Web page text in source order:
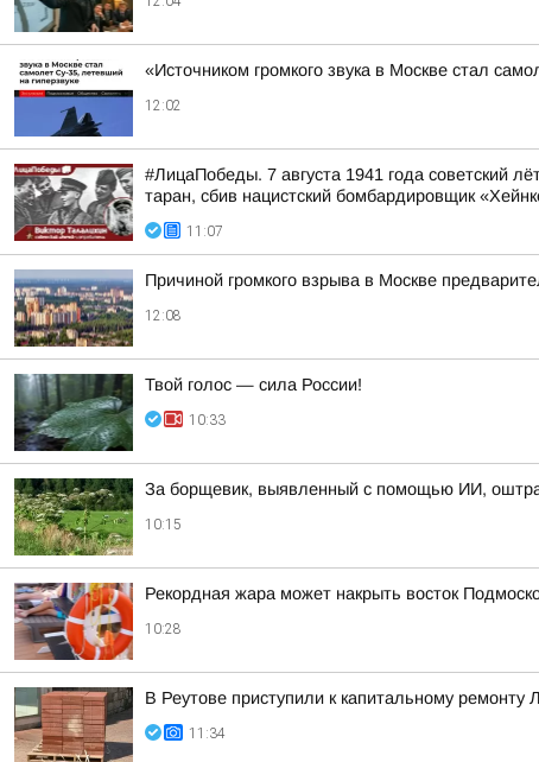
«Источником громкого звука в Москве стал
12:02
#ЛицаПобеды. 7 августа 1941 года советский
таран, сбив нацистский бомбардировщик
11:07
Причиной громкого взрыва в Москве
12:08
Твой голос — сила России!
10:33
За борщевик, выявленный с помощью ИИ,
10:15
Рекордная жара может накрыть восток
10:28
В Реутове приступили к капитальному ремонту
11:34